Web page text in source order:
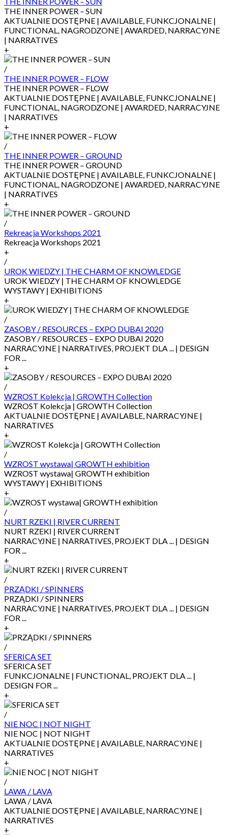
THE INNER POWER – SUN
AKTUALNIE DOSTĘPNE | AVAILABLE, FUNKCJONALNE |
FUNCTIONAL, NAGRODZONE | AWARDED, NARRACYJNE
| NARRATIVES
+
/
THE INNER POWER – FLOW
THE INNER POWER – FLOW
AKTUALNIE DOSTĘPNE | AVAILABLE, FUNKCJONALNE |
FUNCTIONAL, NAGRODZONE | AWARDED, NARRACYJNE
| NARRATIVES
+
/
THE INNER POWER – GROUND
THE INNER POWER – GROUND
AKTUALNIE DOSTĘPNE | AVAILABLE, FUNKCJONALNE |
FUNCTIONAL, NAGRODZONE | AWARDED, NARRACYJNE
| NARRATIVES
+
/
Rekreacja Workshops 2021
Rekreacja Workshops 2021
+
/
UROK WIEDZY | THE CHARM OF KNOWLEDGE
UROK WIEDZY | THE CHARM OF KNOWLEDGE
WYSTAWY | EXHIBITIONS
+
/
ZASOBY / RESOURCES – EXPO DUBAI 2020
ZASOBY / RESOURCES – EXPO DUBAI 2020
NARRACYJNE | NARRATIVES, PROJEKT DLA ... | DESIGN
FOR ...
+
/
WZROST Kolekcja | GROWTH Collection
WZROST Kolekcja | GROWTH Collection
AKTUALNIE DOSTĘPNE | AVAILABLE, NARRACYJNE |
NARRATIVES
+
/
WZROST wystawa| GROWTH exhibition
WZROST wystawa| GROWTH exhibition
WYSTAWY | EXHIBITIONS
+
/
NURT RZEKI | RIVER CURRENT
NURT RZEKI | RIVER CURRENT
NARRACYJNE | NARRATIVES, PROJEKT DLA ... | DESIGN
FOR ...
+
/
PRZĄDKI / SPINNERS
PRZĄDKI / SPINNERS
NARRACYJNE | NARRATIVES, PROJEKT DLA ... | DESIGN
FOR ...
+
/
SFERICA SET
SFERICA SET
FUNKCJONALNE | FUNCTIONAL, PROJEKT DLA ... |
DESIGN FOR ...
+
/
NIE NOC | NOT NIGHT
NIE NOC | NOT NIGHT
AKTUALNIE DOSTĘPNE | AVAILABLE, NARRACYJNE |
NARRATIVES
+
/
LAWA / LAVA
LAWA / LAVA
AKTUALNIE DOSTĘPNE | AVAILABLE, NARRACYJNE |
NARRATIVES
+